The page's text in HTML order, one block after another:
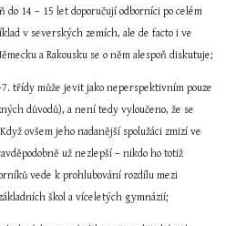
do 14 – 15 let doporučují odborníci po celém
v severských zemích, ale de facto i ve
a Rakousku se o něm alespoň diskutuje;
třídy může jevit jako neperspektivním pouze
důvodů), a není tedy vyloučeno, že se
ovšem jeho nadanější spolužáci zmizí ve
už nezlepší – nikdo ho totiž
vede k prohlubování rozdílu mezi
škol a víceletých gymnázií;